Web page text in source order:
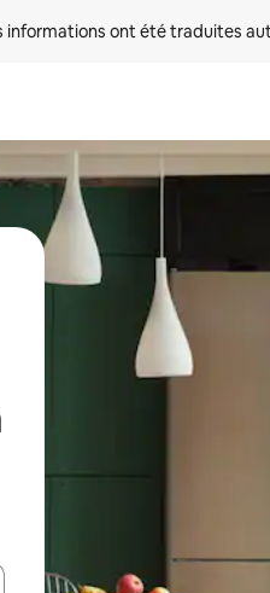
informations ont été traduites